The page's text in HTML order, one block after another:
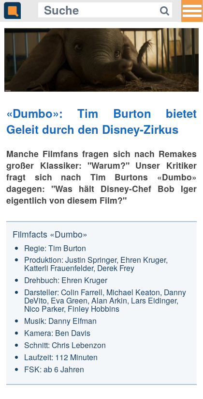
«Dumbo»: Tim Burton bietet
Geleit durch den Disney-Zirkus
Manche Filmfans fragen sich nach Remakes
großer Klassiker: "Warum?" Unser Kritiker
fragt sich nach Tim Burtons «Dumbo»
dagegen: "Was hält Disney-Chef Bob Iger
eigentlich von diesem Film?"
Filmfacts «Dumbo»
Regie: Tim Burton
Produktion: Justin Springer, Ehren Kruger,
Katterli Frauenfelder, Derek Frey
Drehbuch: Ehren Kruger
Darsteller: Colin Farrell, Michael Keaton, Danny
DeVito, Eva Green, Alan Arkin, Lars Eidinger,
Nico Parker, Finley Hobbins
Musik: Danny Elfman
Kamera: Ben Davis
Schnitt: Chris Lebenzon
Laufzeit: 112 Minuten
FSK: ab 6 Jahren